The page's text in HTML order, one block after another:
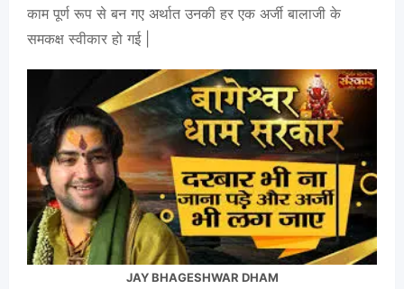
काम पूर्ण रूप से बन गए अर्थात उनकी हर एक अर्जी बालाजी के
समकक्ष स्वीकार हो गई |
JAY BHAGESHWAR DHAM